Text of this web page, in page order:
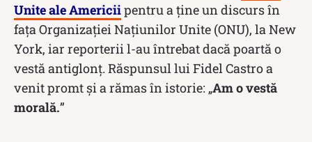
Unite ale Americiipentru a ține un discurs în
fața Organizației Națiunilor Unite (ONU), la New
York, iar reporterii l-au întrebat dacă poartă o
vestă antiglonț. Răspunsul lui Fidel Castro a
venit promt și a rămas în istorie: „Am o vestă
morală.”